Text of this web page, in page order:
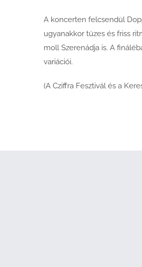
A koncerten felcsendül
ugyanakkor tüzes és friss
moll Szerenádja is. A
variációi.
(A Cziffra Fesztivál és a